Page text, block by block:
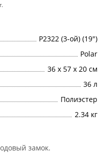
Р2322 (3-ой) (19")
Polar
36 х 57 х 20 см
36 л
Полиэстер
2.34 кг
замок.